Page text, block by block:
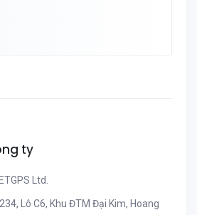
ty
Ltd.
Lô C6, Khu ĐTM Đại Kim, Hoang